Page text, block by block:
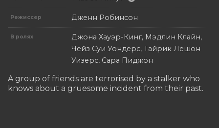
Режиссер Дженн Робинсон
В ролях
Джона Хауэр-Кинг, Мэдлин Клайн,
Чейз Суи Уондерс, Тайрик Лешон
Уизерс, Сара Пиджон
A group of friends are terrorised by a stalker who
knows about a gruesome incident from their past.